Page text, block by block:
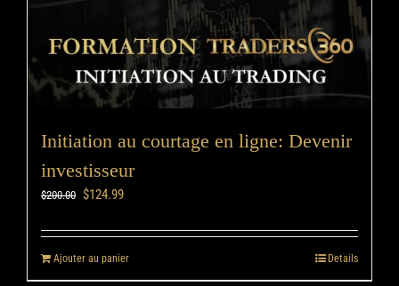
Initiation au courtage en ligne: Devenir
investisseur
$200.00 $124.99
Ajouter au panier Details